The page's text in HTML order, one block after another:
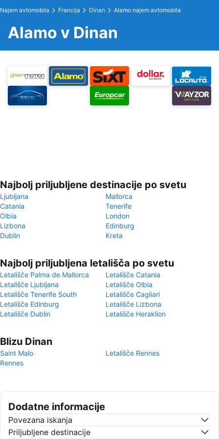
Najem avtomobila Francija Dinan Alamo najem avtomobila
Alamo v Dinan
Najbolj priljubljene destinacije po svetu
Ljubljana
Mallorca
Catania
Tenerife
Olbia
London
Lizbona
Edinburg
Dublin
Kreta
Najbolj priljubljena letališča po svetu
Letališče Palma de Mallorca
Letališče Catania
Letališče Ljubljana
Letališče Olbia
Letališče Tenerife South
Letališče Cagliari
Letališče Edinburg
Letališče Lizbona
Letališče Dublin
Letališče Heraklion
Blizu Dinan
Saint Malo
Letališče Rennes
Rennes
Dodatne informacije
Povezana iskanja
Priljubljene destinacije